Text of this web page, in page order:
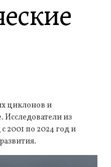
циклонов и
из
2001 по 2024 год и